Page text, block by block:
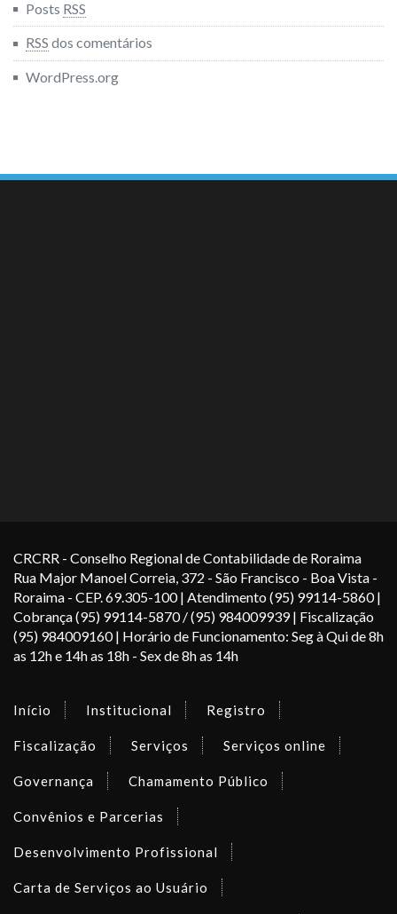
Posts RSS
RSS dos comentários
WordPress.org
CRCRR - Conselho Regional de Contabilidade de Roraima
Rua Major Manoel Correia, 372 - São Francisco - Boa Vista -
Roraima - CEP. 69.305-100 | Atendimento (95) 99114-5860 |
Cobrança (95) 99114-5870 / (95) 984009939 | Fiscalização
(95) 984009160 | Horário de Funcionamento: Seg à Qui de 8h
as 12h e 14h as 18h - Sex de 8h as 14h
Início Institucional Registro
Fiscalização Serviços Serviços online
Governança Chamamento Público
Convênios e Parcerias
Desenvolvimento Profissional
Carta de Serviços ao Usuário